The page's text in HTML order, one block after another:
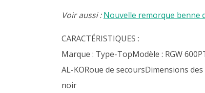
Voir aussi : Nouvelle remorque benne
CARACTÉRISTIQUES :
Marque : Type-TopModèle : RGW
AL-KORoue de secoursDimensions
noir